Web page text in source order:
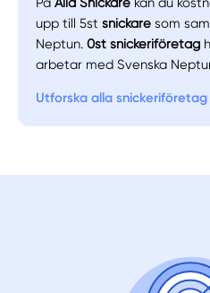
Manuellt Få hjälp
upp till 5stsnickare som
Neptun.0st snickeriföretag
arbetar med Svenska
Utforska alla snickeriföretag